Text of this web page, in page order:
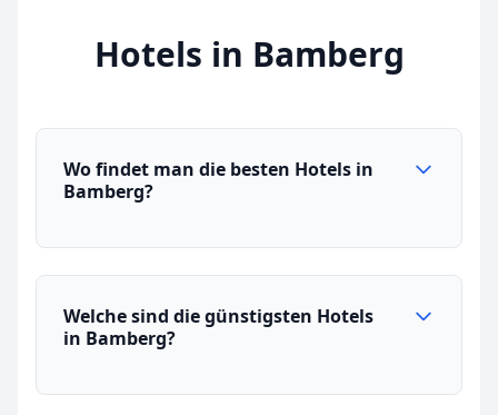
Hotels in Bamberg
Wo findet man die besten Hotels in
Bamberg?
Welche sind die günstigsten Hotels
in Bamberg?